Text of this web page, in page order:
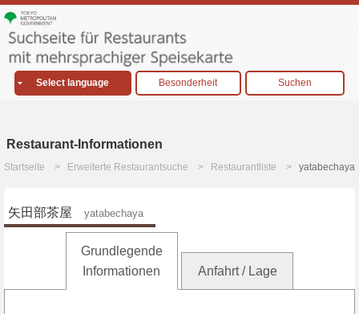
Select language Besonderheit Suchen
Restaurant-Informationen
Startseite Erweiterte Restaurantsuche Restaurantliste yatabechaya
矢田部茶屋 yatabechaya
Grundlegende
Informationen
Anfahrt / Lage